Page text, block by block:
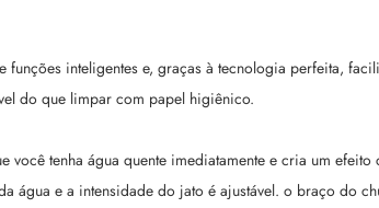
inteligentes e, graças à tecnologia perfeita,
do que limpar com papel higiênico.
tenha água quente imediatamente e cria um
água e a intensidade do jato é ajustável. o braço do